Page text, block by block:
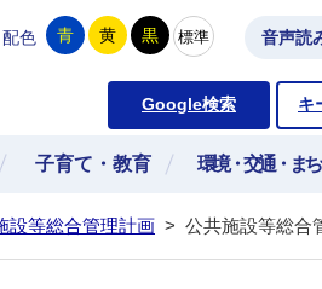
ムページ
配色 青 黄 黒 標準 音声読
Google検索 キ
子育て・教育 環境・交通・ま
設等総合管理計画 > 公共施設等総合